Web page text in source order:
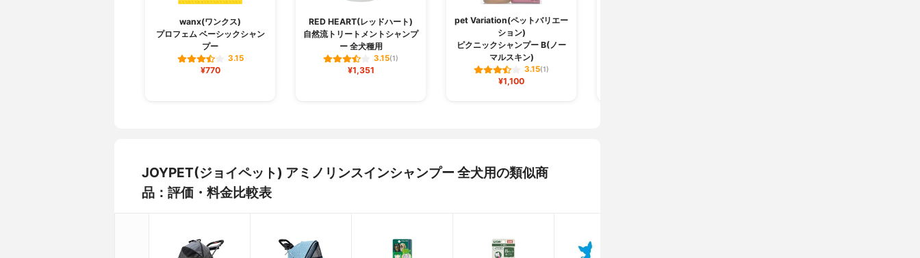
wanx(ワンクス)
プロフェム ベーシックシャン
プー
3.15
¥770
RED HEART(レッドハート)
自然流トリートメントシャンプ
ー 全犬種用
3.15(1)
¥1,351
pet Variation(ペットバリエー
ション)
ピクニックシャンプー B(ノー
マルスキン)
3.15(1)
¥1,100
JOYPET(ジョイペット) アミノリンスインシャンプー 全犬用の類似商
品：評価・料金比較表